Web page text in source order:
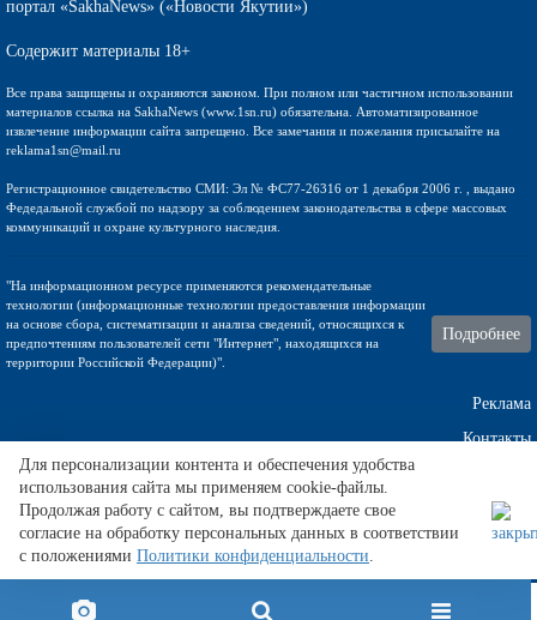
портал «SakhaNews» («Новости Якутии»)
Содержит материалы 18+
Все права защищены и охраняются законом. При полном или частичном использовании
материалов ссылка на SakhaNews (www.1sn.ru) обязательна. Автоматизированное
извлечение информации сайта запрещено. Все замечания и пожелания присылайте на
reklama1sn@mail.ru
Регистрационное свидетельство СМИ: Эл № ФС77-26316 от 1 декабря 2006 г. , выдано
Федедальной службой по надзору за соблюдением законодательства в сфере массовых
коммуникаций и охране культурного наследия.
"На информационном ресурсе применяются рекомендательные
технологии (информационные технологии предоставления информации
на основе сбора, систематизации и анализа сведений, относящихся к
предпочтениям пользователей сети "Интернет", находящихся на
территории Российской Федерации)".
Подробнее
Реклама
Контакты
Техническа поддержка
Для персонализации контента и обеспечения удобства
использования сайта мы применяем cookie-файлы.
Продолжая работу с сайтом, вы подтверждаете свое
согласие на обработку персональных данных в соответствии
с положениями Политики конфиденциальности.